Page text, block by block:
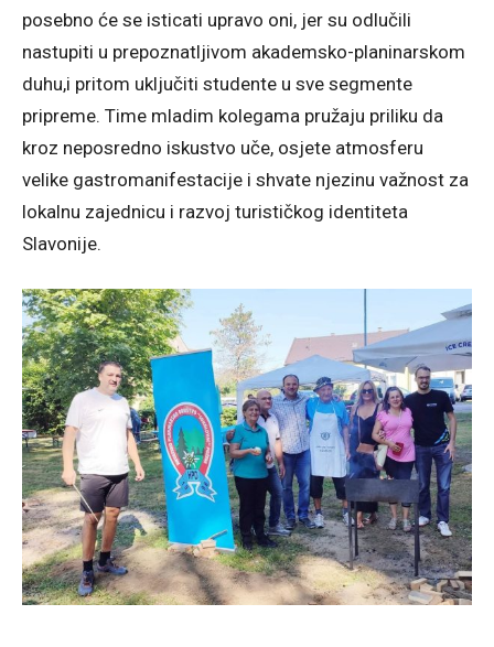
posebno će se isticati upravo oni, jer su odlučili
nastupiti u prepoznatljivom akademsko-planinarskom
duhu,i pritom uključiti studente u sve segmente
pripreme. Time mladim kolegama pružaju priliku da
kroz neposredno iskustvo uče, osjete atmosferu
velike gastromanifestacije i shvate njezinu važnost za
lokalnu zajednicu i razvoj turističkog identiteta
Slavonije.